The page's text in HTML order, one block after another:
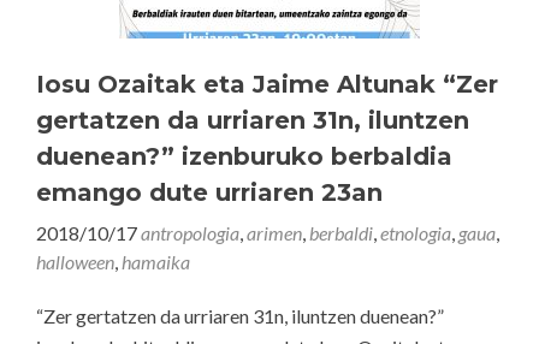
Iosu Ozaitak eta Jaime Altunak “Zer
gertatzen da urriaren 31n, iluntzen
duenean?” izenburuko berbaldia
emango dute urriaren 23an
2018/10/17antropologia,arimen, berbaldi,etnologia, gaua,
halloween, hamaika
“Zer gertatzen da urriaren 31n, iluntzen duenean?”